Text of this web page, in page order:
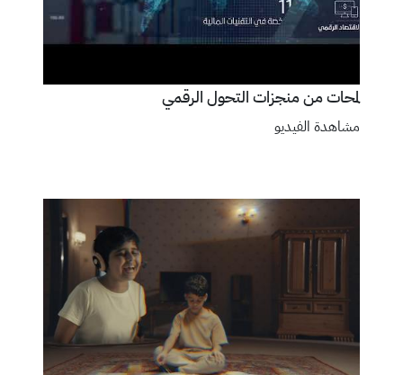
لمحات من منجزات التحول الرقمي
مشاهدة الفيديو